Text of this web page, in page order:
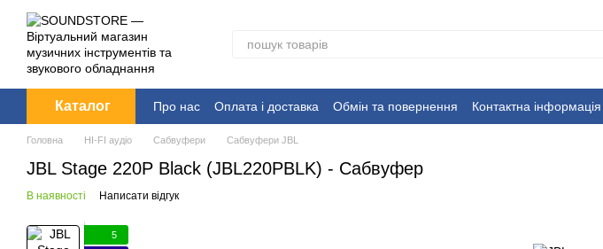
Перейти до основного контенту
Каталог Про нас Оплата і доставка Обмін та повернення Контактна інформація
Головна HI-FI аудіо Сабвуфери Сабвуфери JBL
JBL Stage 220P Black (JBL220PBLK) - Сабвуфер
В наявності Написати відгук
5